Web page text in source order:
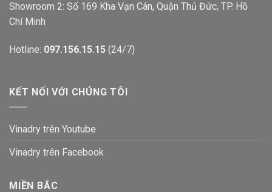
Showroom 2: Số 169 Kha Vạn Cân, Quận Thủ Đức, TP. Hồ
Chí Minh
Hotline: 097.156.15.15 (24/7)
KẾT NỐI VỚI CHÚNG TÔI
Vinadry trên Youtube
Vinadry trên Facebook
MIỀN BẮC